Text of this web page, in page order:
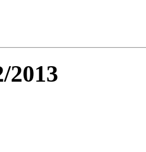
2013